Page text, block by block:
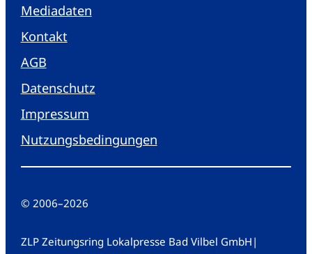
Mediadaten
Kontakt
AGB
Datenschutz
Impressum
Nutzungsbedingungen
© 2006–2026
ZLP Zeitungsring Lokalpresse Bad Vilbel GmbH |